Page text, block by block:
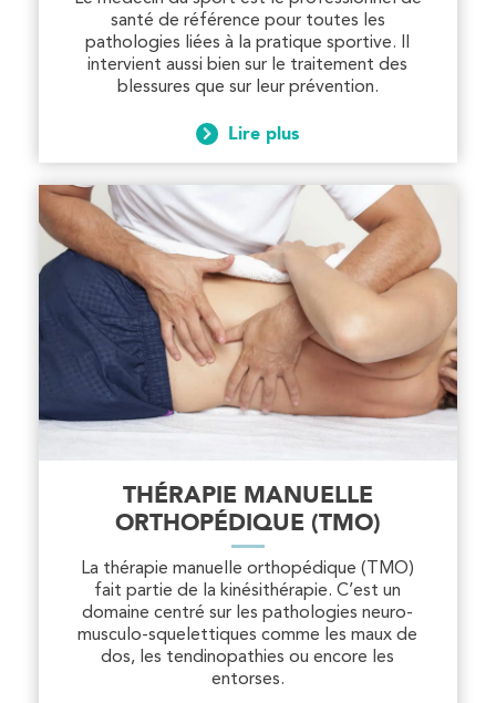
santé de référence pour toutes les
pathologies liées à la pratique sportive. Il
intervient aussi bien sur le traitement des
blessures que sur leur prévention.
Lire plus
THÉRAPIE MANUELLE
ORTHOPÉDIQUE (TMO)
La thérapie manuelle orthopédique (TMO)
fait partie de la kinésithérapie. C’est un
domaine centré sur les pathologies neuro-
musculo-squelettiques comme les maux de
dos, les tendinopathies ou encore les
entorses.
IK Paris 15 – Ségur
12 Rue César Franck 75015 Paris
12 Rue César Franck 75015 Paris
01 43 31 00 33
PRENEZ RDV SUR
PRENEZ RDV SUR
Kinésithérapie
IK Paris 6 – Cassette
1 Rue Cassette 75006 Paris
01 42 84 06 95
PRENEZ RDV SUR
Kinésithérapie
Kinésithérapie